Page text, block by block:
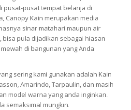
pusat-pusat tempat belanja di
Canopy Kain merupakan media
sinar matahari maupun air
bisa pula dijadikan sebagai hiasan
di bangunan yang Anda
sering kami gunakan adalah Kain
Amarindo, Tarpaulin, dan masih
model warna yang anda inginkan.
semaksimal mungkin.